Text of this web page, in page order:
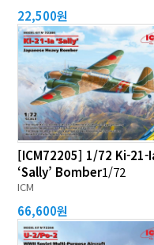
22,500원
[ICM72205] 1/72 Ki-21-
‘Sally’ Bomber1/72
ICM
66,600원